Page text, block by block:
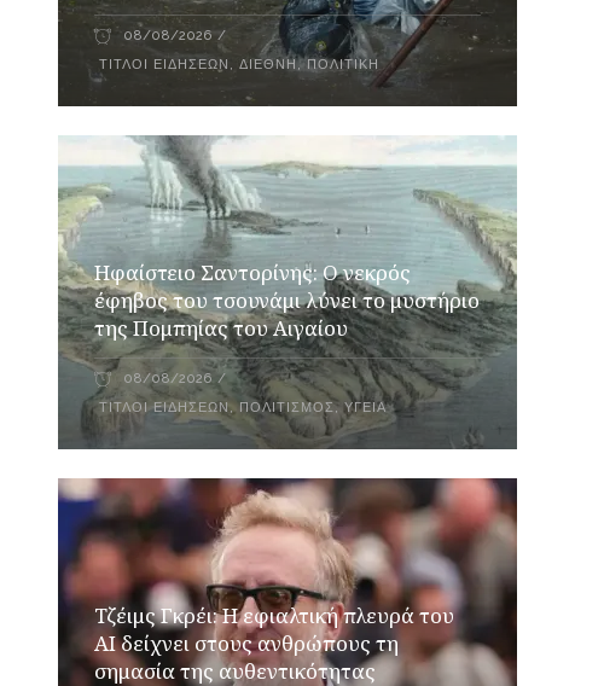
08/08/2026
ΤΊΤΛΟΙ ΕΙΔΉΣΕΩΝ ,ΔΙΕΘΝΉ, ΠΟΛΙΤΙΚΉ
Ηφαίστειο Σαντορίνης: Ο νεκρός
έφηβος του τσουνάμι λύνει το μυστήριο
της Πομπηίας του Αιγαίου
08/08/2026
ΤΊΤΛΟΙ ΕΙΔΉΣΕΩΝ,ΠΟΛΙΤΙΣΜΌΣ,ΥΓΕΊΑ
Τζέιμς Γκρέι: H εφιαλτική πλευρά του
ΑI δείχνει στους ανθρώπους τη
σημασία της αυθεντικότητας